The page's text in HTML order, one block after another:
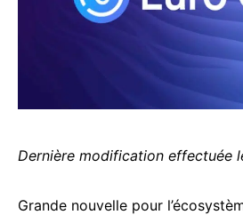
Dernière modification effectuée
Grande nouvelle pour